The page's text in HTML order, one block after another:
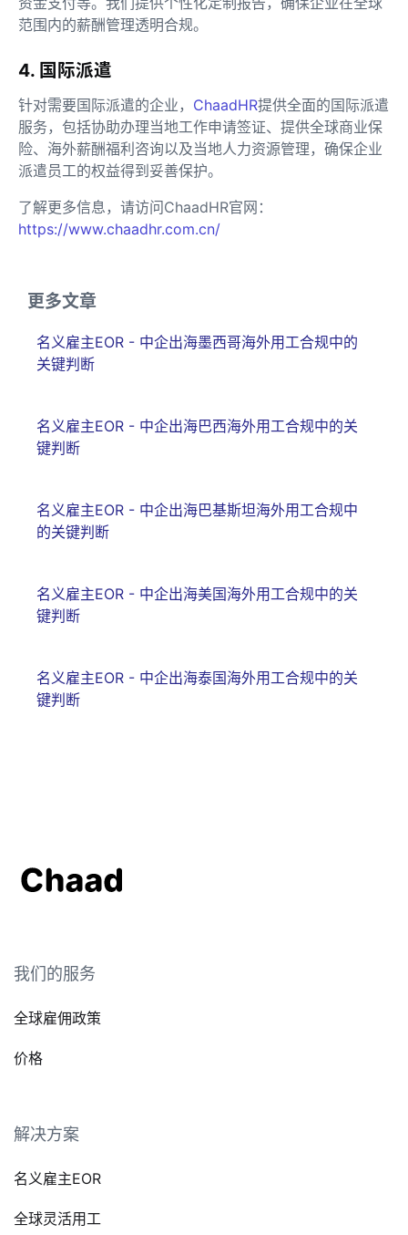
范围内的薪酬管理透明合规。
4. 国际派遣
针对需要国际派遣的企业， ChaadHR提供全面的国际派遣
服务，包括协助办理当地工作申请签证、提供全球商业保
险、海外薪酬福利咨询以及当地人力资源管理，确保企业
派遣员工的权益得到妥善保护。
了解更多信息，请访问ChaadHR官网：
https://www.chaadhr.com.cn/
更多文章
名义雇主EOR - 中企出海墨西哥海外用工合规中的
关键判断
名义雇主EOR - 中企出海巴西海外用工合规中的关
键判断
名义雇主EOR - 中企出海巴基斯坦海外用工合规中
的关键判断
名义雇主EOR - 中企出海美国海外用工合规中的关
键判断
名义雇主EOR - 中企出海泰国海外用工合规中的关
键判断
我们的服务
全球雇佣政策
价格
解决方案
名义雇主EOR
全球灵活用工